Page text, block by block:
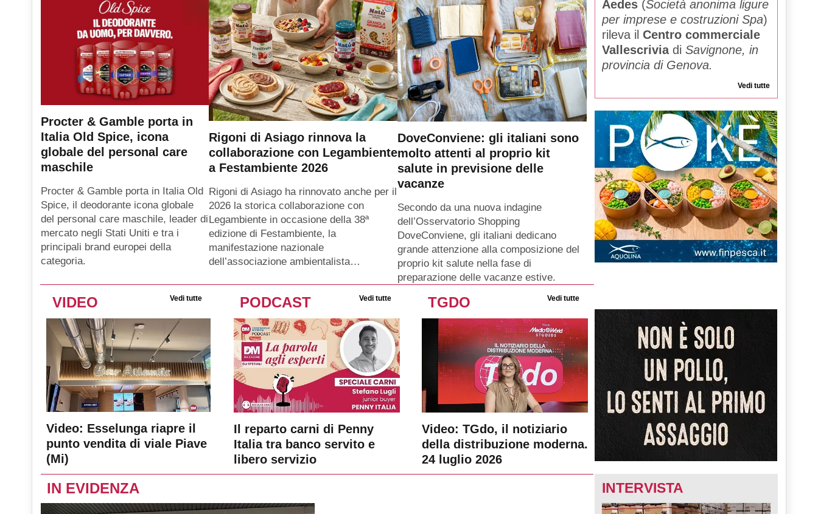
Procter & Gamble porta in
Italia Old Spice, icona
globale del personal care
maschile
Procter & Gamble porta in Italia Old
Spice, il deodorante icona globale
del personal care maschile, leader di
mercato negli Stati Uniti e tra i
principali brand europei della
categoria.
Rigoni di Asiago rinnova la
collaborazione con Legambiente
a Festambiente 2026
Rigoni di Asiago ha rinnovato anche per il
2026 la storica collaborazione con
Legambiente in occasione della 38ª
edizione di Festambiente, la
manifestazione nazionale
dell’associazione ambientalista…
DoveConviene: gli italiani sono
molto attenti al proprio kit
salute in previsione delle
vacanze
Secondo da una nuova indagine
dell’Osservatorio Shopping
DoveConviene, gli italiani dedicano
grande attenzione alla composizione del
proprio kit salute nella fase di
preparazione delle vacanze estive.
Aedes (Società anonima ligure
per imprese e costruzioni Spa)
rileva il Centro commerciale
Vallescriviadi Savignone, in
provincia di Genova.
Vedi tutte
VIDEO Vedi tutte
Video: Esselunga riapre il
punto vendita di viale Piave
(Mi)
PODCAST Vedi tutte
Il reparto carni di Penny
Italia tra banco servito e
libero servizio
TGDO Vedi tutte
Video: TGdo, il notiziario
della distribuzione moderna.
24 luglio 2026
IN EVIDENZA INTERVISTA